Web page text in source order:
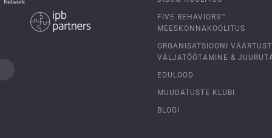
FIVE BEHAVIORS™
MEESKONNAKOOLITUS
ORGANISATSIOONI
VÄLJATÖÖTAMINE &
EDULOOD
MUUDATUSTE KLUBI
BLOGI